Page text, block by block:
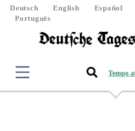
Deutsch English Español
Português
Tempo